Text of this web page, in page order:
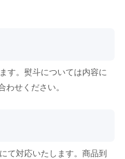
す。熨斗については内容に
わせください。
て対応いたします。商品到